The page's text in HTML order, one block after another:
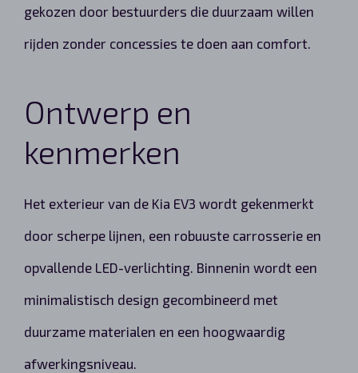
gekozen door bestuurders die duurzaam willen
rijden zonder concessies te doen aan comfort.
Ontwerp en
kenmerken
Het exterieur van de Kia EV3 wordt gekenmerkt
door scherpe lijnen, een robuuste carrosserie en
opvallende LED-verlichting. Binnenin wordt een
minimalistisch design gecombineerd met
duurzame materialen en een hoogwaardig
afwerkingsniveau.